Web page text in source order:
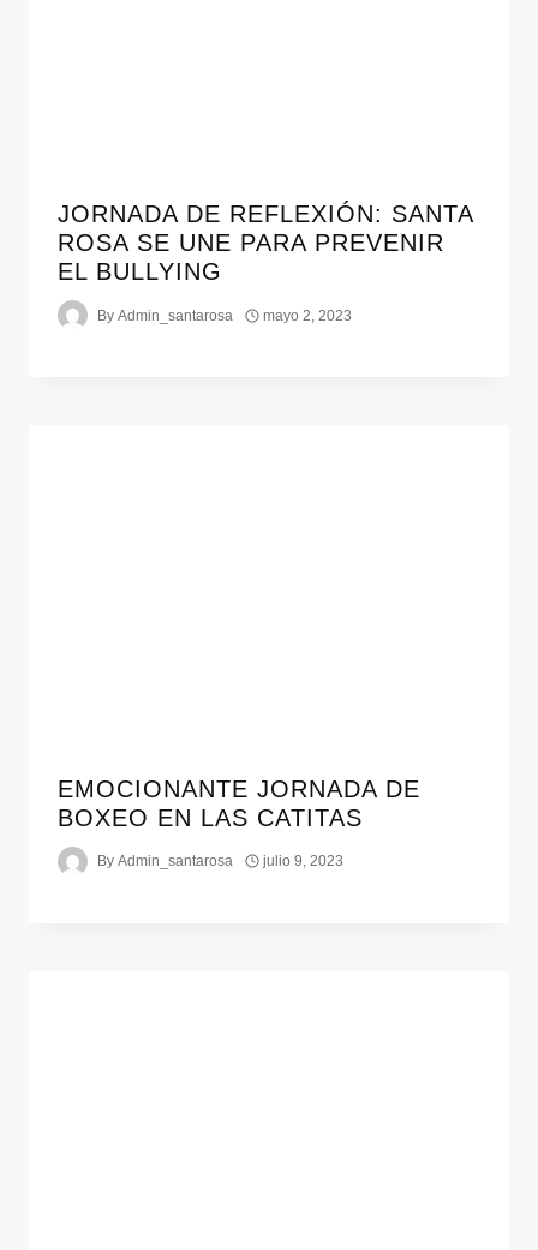
JORNADA DE REFLEXIÓN: SANTA
ROSA SE UNE PARA PREVENIR
EL BULLYING
By Admin_santarosa mayo 2, 2023
EMOCIONANTE JORNADA DE
BOXEO EN LAS CATITAS
By Admin_santarosa julio 9, 2023